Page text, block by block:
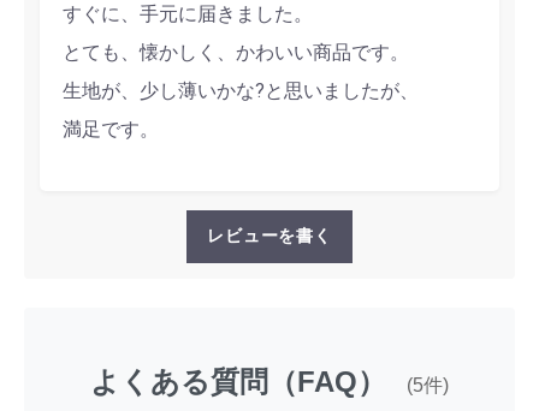
すぐに、手元に届きました。
とても、懐かしく、かわいい商品です。
生地が、少し薄いかな?と思いましたが、
満足です。
レビューを書く
よくある質問（FAQ） (5件)